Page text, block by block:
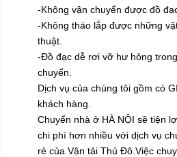
-Không vận chuyển được đồ
-Không tháo lắp được những
thuật.
-Đồ đạc dễ rơi vỡ hư hỏng
chuyển.
Dịch vụ của chúng tôi gồm có
khách hàng.
Chuyển nhà ở HÀ NỘI sẽ tiện
chi phí hơn nhiều với dịch vụ
rẻ của Vận tải Thủ Đô.Việc